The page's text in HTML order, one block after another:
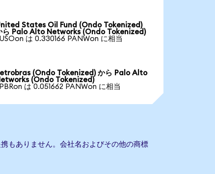
States Oil Fund (Ondo Tokenized)
ら Palo Alto Networks (Ondo Tokenized)
は 0.330166 PANWon に相当
(Ondo Tokenized) から Palo Alto
(Ondo Tokenized)
は 0.051662 PANWon に相当
もありません。会社名およびその他の商標